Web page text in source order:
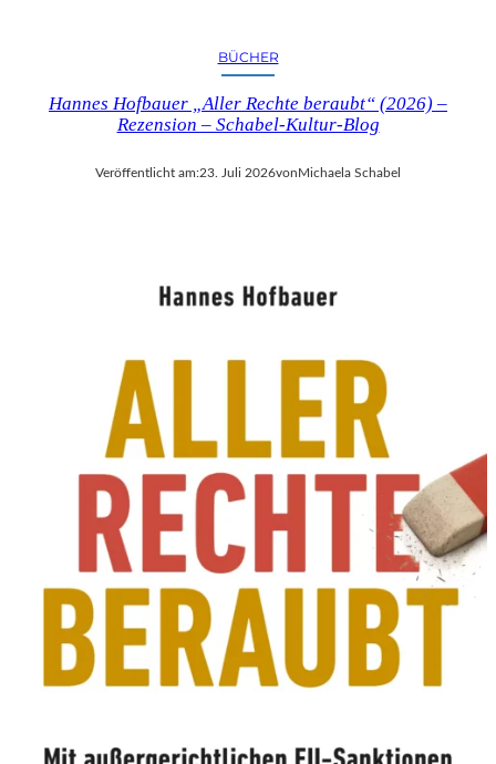
BÜCHER
Hannes Hofbauer „Aller Rechte beraubt“ (2026) –
Rezension – Schabel-Kultur-Blog
Veröffentlicht am:23. Juli 2026vonMichaela Schabel